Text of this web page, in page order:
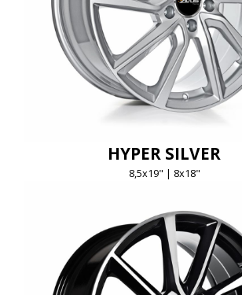
HYPER SILVER
8,5x19" | 8x18"